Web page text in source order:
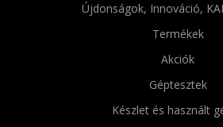
Újdonságok, Innováció,
Termékek
Akciók
Géptesztek
Készlet és használt